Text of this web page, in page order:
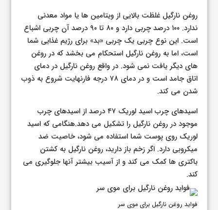
روغن نارگیل غلظت بالایی از ویتامین ها یا مواد معدنی
ندارد. ۱۰۰ درصد چربی دارد و ۸۰ تا ۹۰ درصد آن چربی اشباع
است. این نوع چربی یک چربی «بد» برای رژیم غذایی شما
است، اما به روغن نارگیل استحکام می بخشد که در روغن
های دیگر یافت نمی شود. در واقع روغن نارگیل در دمای
اتاق جامد است و در دمای ۷۸ درجه فارنهایت شروع به ذوب
شدن می کند.
اسیدهای چرب اسید لوریک ۴۷ درصد از اسیدهای چرب
موجود در روغن نارگیل را تشکیل می دهد.هنگامی که اسید
لوریک روی پوست شما استفاده می شود، خاصیت ضد
میکروبی دارد. اگر زخم باز دارید، روغن نارگیل به کشتن
باکتری ها کمک می کند و از آسیب بیشتر آنها جلوگیری می
کند.
فواید روغن نارگیل برای موی سر